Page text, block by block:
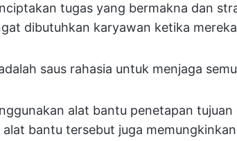
tugas yang bermakna dan
dibutuhkan karyawan ketika
saus rahasia untuk menjaga
alat bantu penetapan
alat bantu tersebut juga